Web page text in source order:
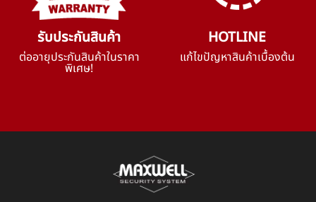
รับประกันสินค้า
ต่ออายุประกันสินค้าในราคา
พิเศษ!
HOTLINE
แก้ไขปัญหาสินค้าเบื้องต้น